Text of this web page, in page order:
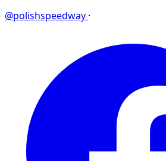
@polishspeedway ·